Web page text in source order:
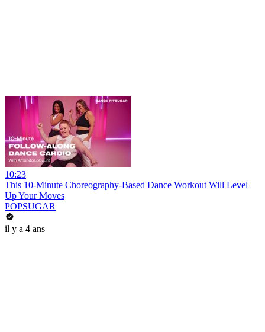
10:23
This 10-Minute Choreography-Based Dance Workout Will Level
Up Your Moves
POPSUGAR
il y a 4 ans